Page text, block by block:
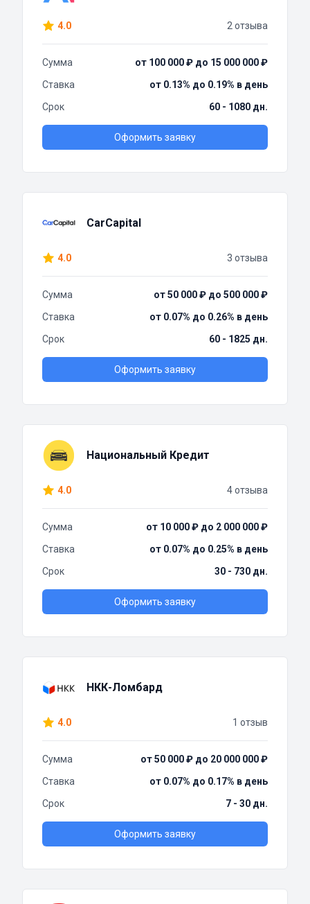
4.0 2 отзыва
Сумма
от 100 000 ₽ до 15 000 000 ₽
Ставка
от 0.13% до 0.19% в день
Срок
60 - 1080 дн.
Оформить заявку
CarCapital
4.0 3 отзыва
Сумма
от 50 000 ₽ до 500 000 ₽
Ставка
от 0.07% до 0.26% в день
Срок
60 - 1825 дн.
Оформить заявку
Национальный Кредит
4.0 4 отзыва
Сумма
от 10 000 ₽ до 2 000 000 ₽
Ставка
от 0.07% до 0.25% в день
Срок
30 - 730 дн.
Оформить заявку
НКК-Ломбард
4.0 1 отзыв
Сумма
от 50 000 ₽ до 20 000 000 ₽
Ставка
от 0.07% до 0.17% в день
Срок
7 - 30 дн.
Оформить заявку